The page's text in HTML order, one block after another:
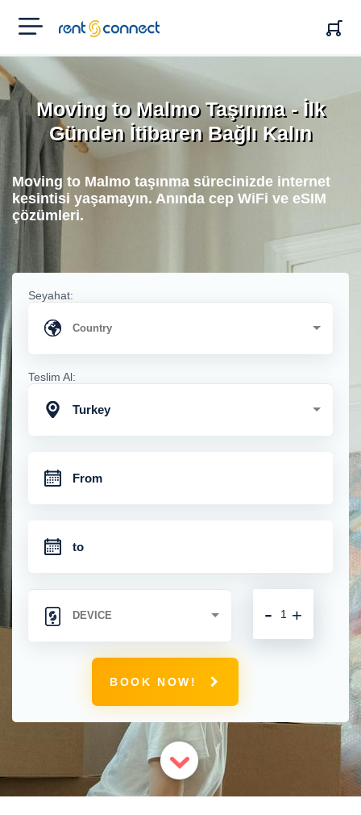
RENT'N
CONNECT
Moving to Malmo Taşınma - İlk
Günden İtibaren Bağlı Kalın
Moving to Malmo taşınma sürecinizde internet
kesintisi yaşamayın. Anında cep WiFi ve eSIM
çözümleri.
Seyahat:
Teslim Al:
Turkey
+
-
BOOK NOW!